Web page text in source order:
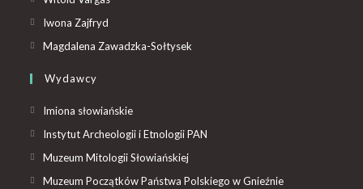
Iwona Zajfryd
Magdalena Zawadzka-Sołtysek
Wydawcy
Imiona słowiańskie
Instytut Archeologii i Etnologii PAN
Muzeum Mitologii Słowiańskiej
Muzeum Początków Państwa Polskiego w Gnieźnie